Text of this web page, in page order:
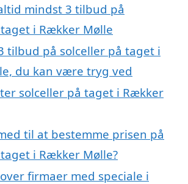
mindst 3 tilbud på
i Rækker Mølle
tilbud på solceller på taget i
du kan være tryg ved
solceller på taget i Rækker
til at bestemme prisen på
i Rækker Mølle?
firmaer med speciale i